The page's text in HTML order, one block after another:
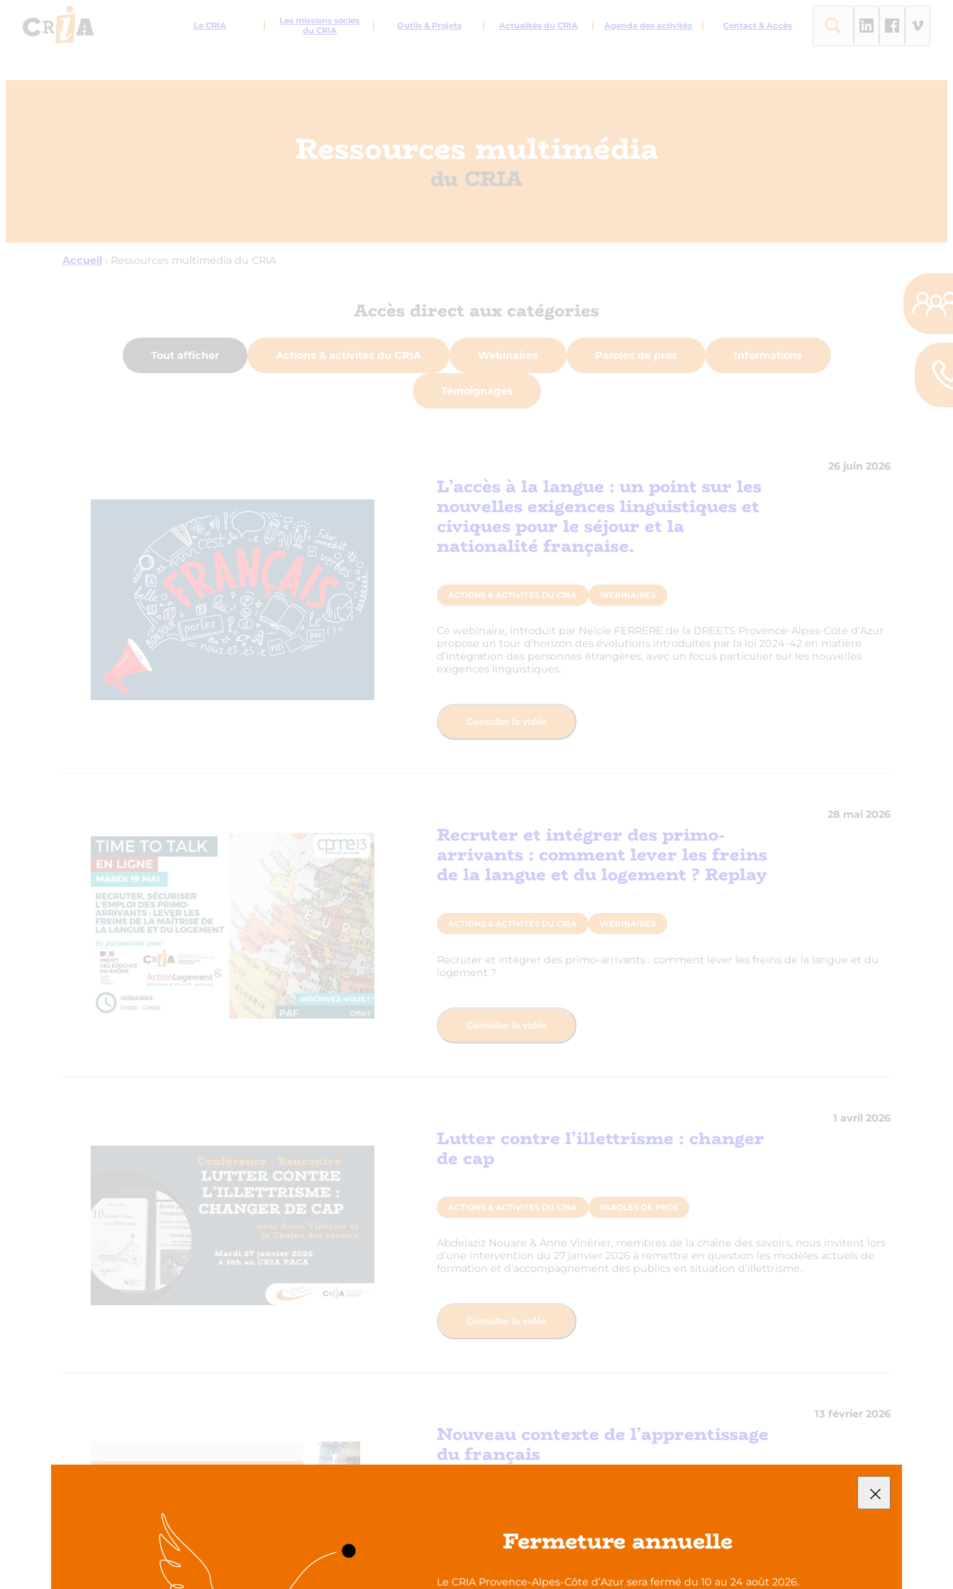
Le CRIA
Les missions socles
du CRIA
Outils & Projets Actualités du CRIA Agenda des activités Contact & Accès
Ressources multimédia
du CRIA
Accueil › Ressources multimédia du CRIA
Accès direct aux catégories
Tout afficher Actions & activités du CRIA Webinaires Paroles de pros Informations
Témoignages
L’accès à la langue : un point sur les
nouvelles exigences linguistiques et
civiques pour le séjour et la
nationalité française.
26 juin 2026
ACTIONS & ACTIVITÉS DU CRIA WEBINAIRES
Ce webinaire, introduit par Nelcie FERRERE de la DREETS Provence-Alpes-Côte d’Azur
propose un tour d’horizon des évolutions introduites par la loi 2024-42 en matière
d’intégration des personnes étrangères, avec un focus particulier sur les nouvelles
exigences linguistiques.
Consulter la vidéo
Recruter et intégrer des primo-
arrivants : comment lever les freins
de la langue et du logement ? Replay
28 mai 2026
ACTIONS & ACTIVITÉS DU CRIA WEBINAIRES
Recruter et intégrer des primo-arrivants : comment lever les freins de la langue et du
logement ?
Consulter la vidéo
Lutter contre l’illettrisme : changer
de cap
1 avril 2026
ACTIONS & ACTIVITÉS DU CRIA PAROLES DE PROS
Abdelaziz Nouare & Anne Vinérier, membres de la chaîne des savoirs, nous invitent lors
d’une intervention du 27 janvier 2026 à remettre en question les modèles actuels de
formation et d’accompagnement des publics en situation d’illettrisme.
Consulter la vidéo
Nouveau contexte de l’apprentissage
du français
13 février 2026
Le CRIA Provence, Alpes, Côte d’Azur a animé en vidéo conférence un temps
d’information destiné aux acteurs du dispositif OEPRE (Ouvrir l’École aux Parents Pour
Fermeture annuelle
Le CRIA Provence-Alpes-Côte d’Azur sera fermé du 10 au 24 août 2026.